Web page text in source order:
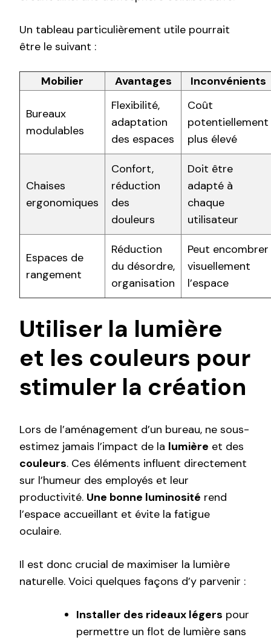
Un tableau particulièrement utile pourrait
être le suivant :
Mobilier Avantages Inconvénients
Bureaux
modulables
Flexibilité,
adaptation
des espaces
Coût
potentiellement
plus élevé
Chaises
ergonomiques
Confort,
réduction
des
douleurs
Doit être
adapté à
chaque
utilisateur
Espaces de
rangement
Réduction
du désordre,
organisation
Peut encombrer
visuellement
l’espace
Utiliser la lumière
et les couleurs pour
stimuler la création
Lors de l’aménagement d’un bureau, ne sous-
estimez jamais l’impact de la lumière et des
couleurs. Ces éléments influent directement
sur l’humeur des employés et leur
productivité. Une bonne luminosité rend
l’espace accueillant et évite la fatigue
oculaire.
Il est donc crucial de maximiser la lumière
naturelle. Voici quelques façons d’y parvenir :
Installer des rideaux légers pour
permettre un flot de lumière sans